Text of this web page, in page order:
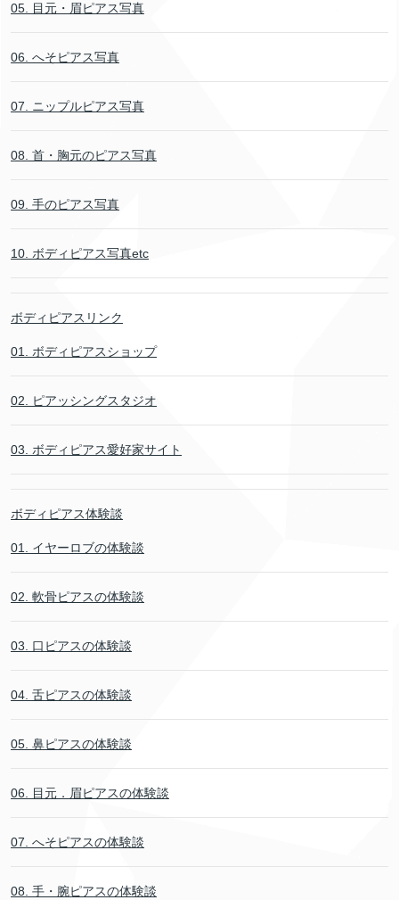
05. 目元・眉ピアス写真
06. へそピアス写真
07. ニップルピアス写真
08. 首・胸元のピアス写真
09. 手のピアス写真
10. ボディピアス写真etc
ボディピアスリンク
01. ボディピアスショップ
02. ピアッシングスタジオ
03. ボディピアス愛好家サイト
ボディピアス体験談
01. イヤーロブの体験談
02. 軟骨ピアスの体験談
03. 口ピアスの体験談
04. 舌ピアスの体験談
05. 鼻ピアスの体験談
06. 目元．眉ピアスの体験談
07. へそピアスの体験談
08. 手・腕ピアスの体験談